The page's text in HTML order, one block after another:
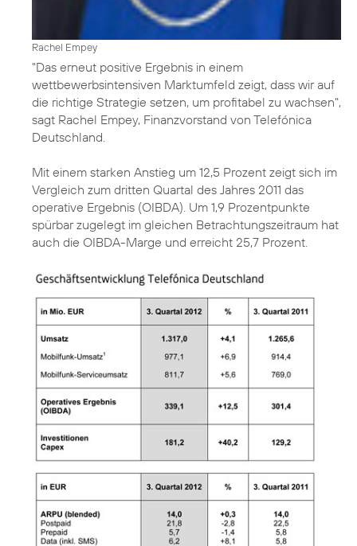
Rachel Empey
"Das erneut positive Ergebnis in einem
wettbewerbsintensiven Marktumfeld zeigt, dass wir auf
die richtige Strategie setzen, um profitabel zu wachsen",
sagt Rachel Empey, Finanzvorstand von Telefónica
Deutschland.
Mit einem starken Anstieg um 12,5 Prozent zeigt sich im
Vergleich zum dritten Quartal des Jahres 2011 das
operative Ergebnis (OIBDA). Um 1,9 Prozentpunkte
spürbar zugelegt im gleichen Betrachtungszeitraum hat
auch die OIBDA-Marge und erreicht 25,7 Prozent.